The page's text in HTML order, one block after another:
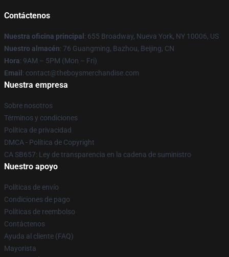
Contáctenos
Nuestra oficina principal : 655 Broadway, Nueva York, NY 10006, US
Nuestro almacén: 76 Guangming, Bazhou, Beijing, CN
Hora: 9AM – 5PM (Mon – Fri)
Email : contact@theboysmerchandise.com
Nuestra empresa
Sobre nosotros
Términos y condiciones
Política de privacidad
DMCA - Política de Copyright
CA SB657: Ley de transparencia en la cadena de suministro
Nuestro apoyo
Políticas de envío
Condiciones de pago
Políticas de reembolso
Contáctenos
Ayuda al cliente (FAQ)
Mayorista